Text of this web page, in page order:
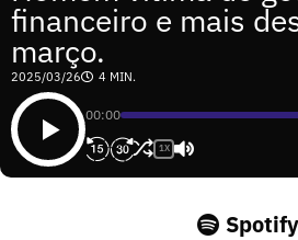
financeiro e mais
março.
2025/03/26 4 MIN.
00:00
1X
Spotify